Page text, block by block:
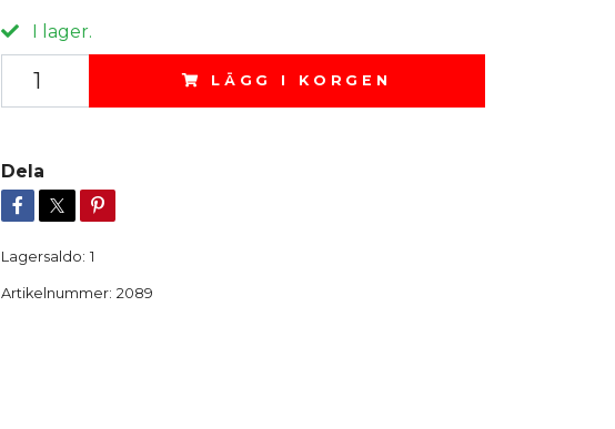
I lager.
LÄGG I KORGEN
Dela
Lagersaldo: 1
Artikelnummer: 2089